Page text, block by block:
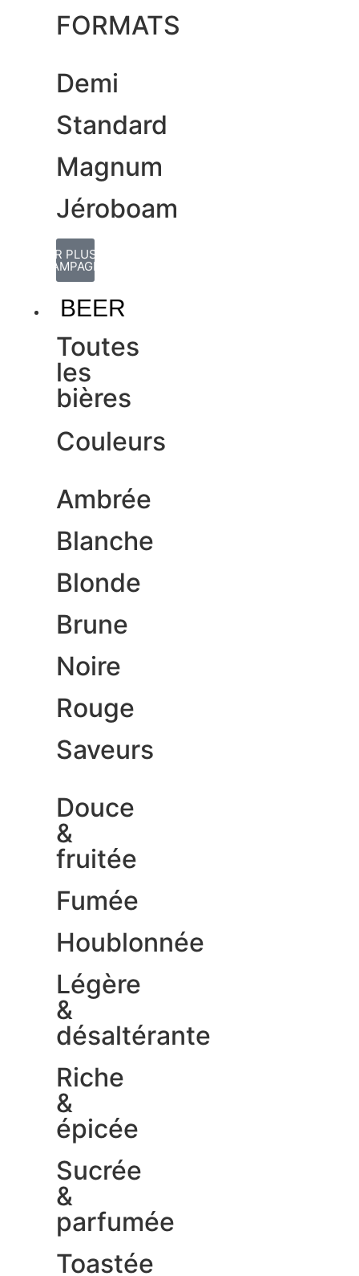
FORMATS
Demi
Standard
Magnum
Jéroboam
VOIR PLUS DE
CHAMPAGNES
BEER
Toutes
les
bières
Couleurs
Ambrée
Blanche
Blonde
Brune
Noire
Rouge
Saveurs
Douce
&
fruitée
Fumée
Houblonnée
Légère
&
désaltérante
Riche
&
épicée
Sucrée
&
parfumée
Toastée